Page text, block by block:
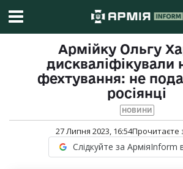
Армійку Ольгу
дискваліфікували
фехтування: не
росіянці
НОВИНИ
27 Липня 2023, 16:54Прочитаєте
Слідкуйте за АрміяInform